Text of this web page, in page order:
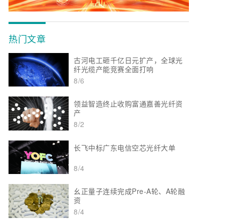
热门文章
古河电工砸千亿日元扩产，全球光
纤光缆产能竞赛全面打响
8/6
领益智造终止收购富通嘉善光纤资
产
8/2
长飞中标广东电信空芯光纤大单
8/4
幺正量子连续完成Pre-A轮、A轮融
资
8/4